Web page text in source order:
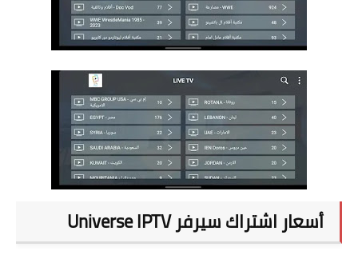
أسعار اشتراك سيرفر Universe IPTV